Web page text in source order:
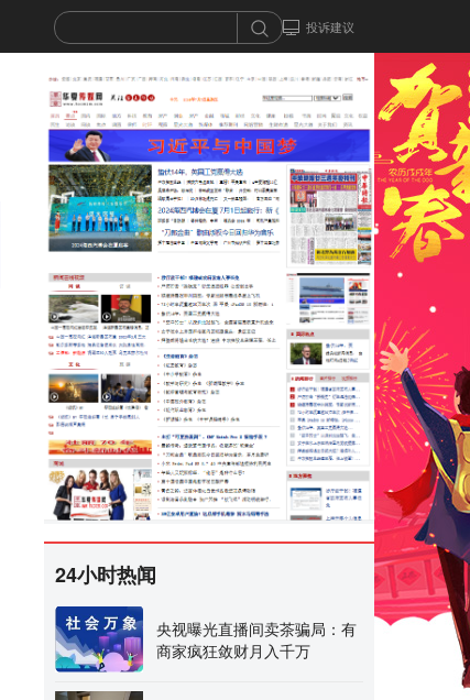
投诉建议
24小时热闻
央视曝光直播间卖茶骗局：有
商家疯狂敛财月入千万